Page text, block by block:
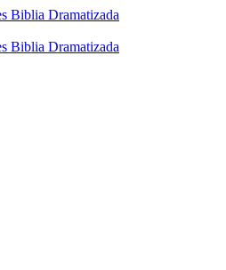
Biblia Dramatizada
Biblia Dramatizada